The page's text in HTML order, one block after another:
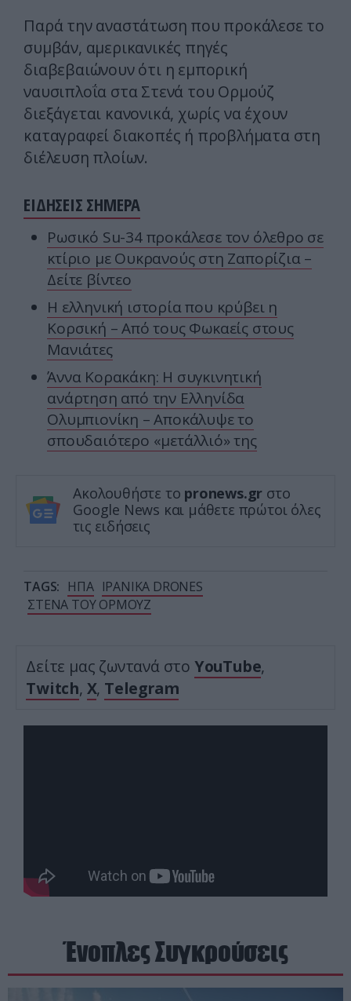
Παρά την αναστάτωση που προκάλεσε το
συμβάν, αμερικανικές πηγές
διαβεβαιώνουν ότι η εμπορική
ναυσιπλοΐα στα Στενά του Ορμούζ
διεξάγεται κανονικά, χωρίς να έχουν
καταγραφεί διακοπές ή προβλήματα στη
διέλευση πλοίων.
ΕΙΔΗΣΕΙΣ ΣΗΜΕΡΑ
Ρωσικό Su-34 προκάλεσε τον όλεθρο σε
κτίριο με Ουκρανούς στη Ζαπορίζια –
Δείτε βίντεο
Η ελληνική ιστορία που κρύβει η
Κορσική – Από τους Φωκαείς στους
Μανιάτες
Άννα Κορακάκη: Η συγκινητική
ανάρτηση από την Ελληνίδα
Ολυμπιονίκη – Αποκάλυψε το
σπουδαιότερο «μετάλλιό» της
Ακολουθήστε το pronews.gr στο
Google News και μάθετε πρώτοι όλες
τις ειδήσεις
TAGS: ΗΠΑ ΙΡΑΝΙΚΑ DRONES
ΣΤΕΝΑ ΤΟΥ ΟΡΜΟΥΖ
Δείτε μας ζωντανά στο YouTube,
Twitch, X, Telegram
Ένοπλες Συγκρούσεις